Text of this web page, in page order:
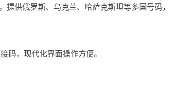
供俄罗斯、乌克兰、哈萨克斯坦等多国号码，
码，现代化界面操作方便。